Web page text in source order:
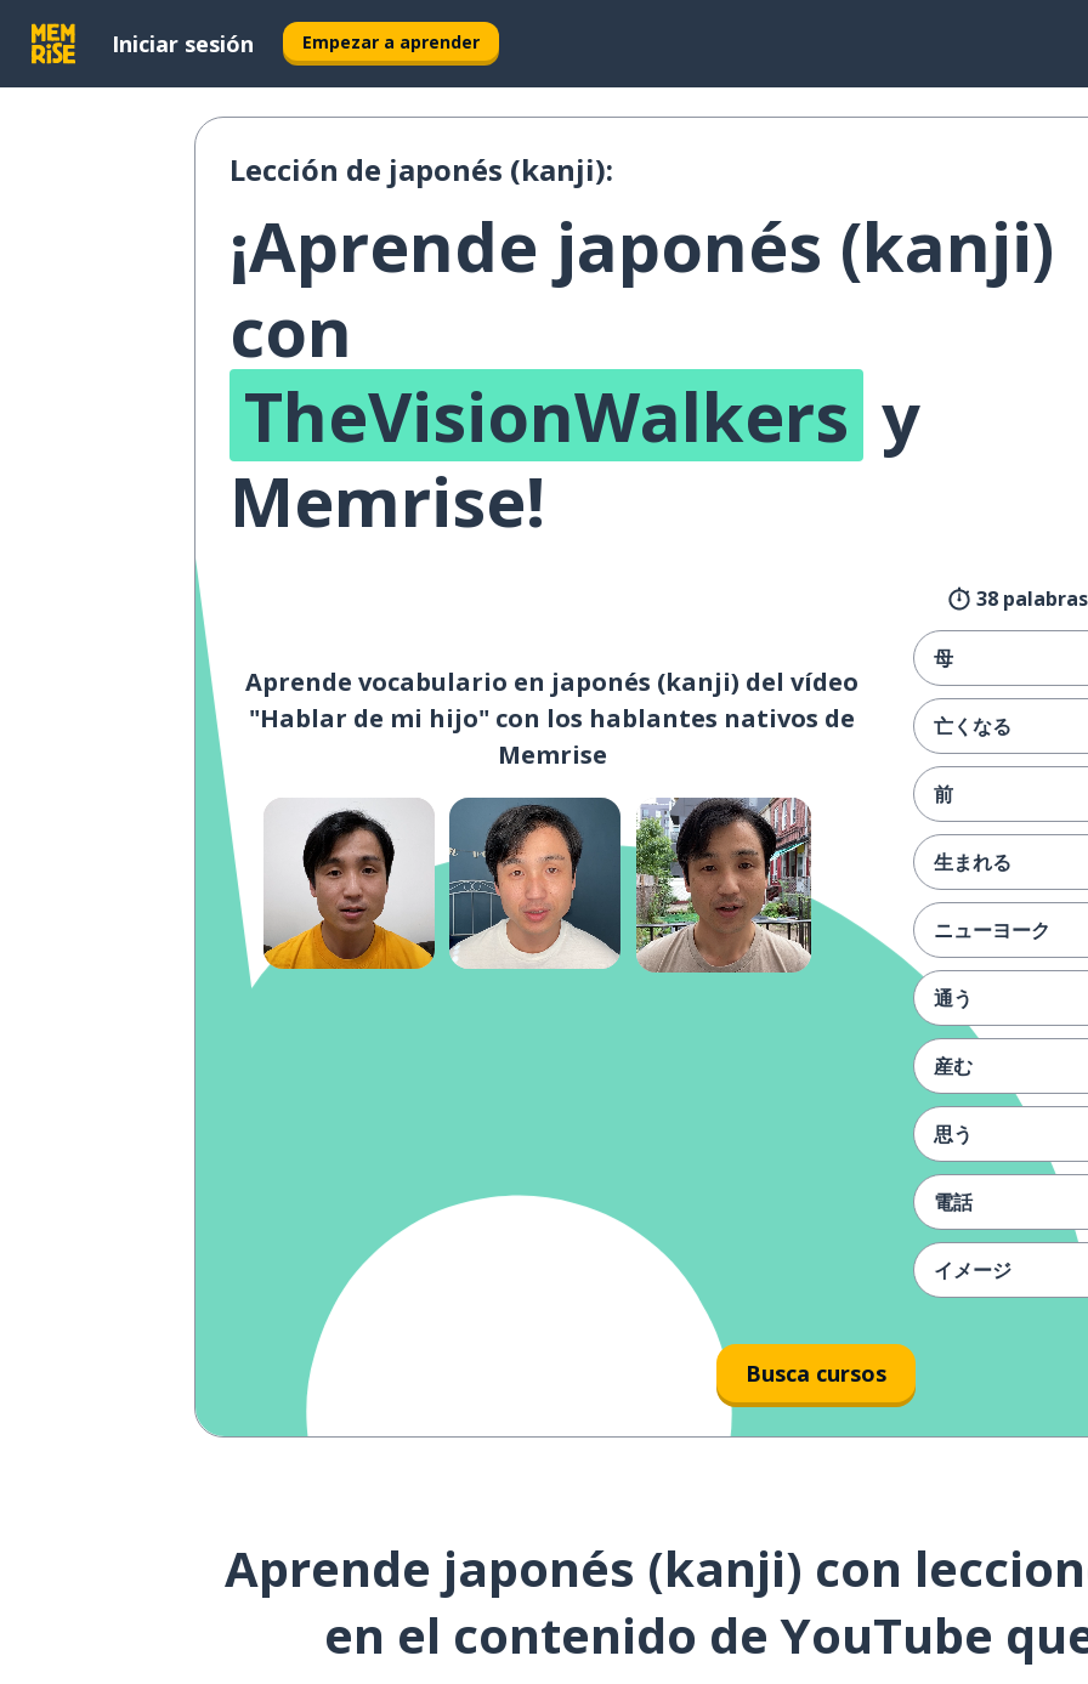
Iniciar sesión Empezar a aprender
Lección de japonés (kanji):
¡Aprende japonés (kanji)
con
TheVisionWalkers y
Memrise!
Aprende vocabulario en japonés (kanji) del vídeo
"Hablar de mi hijo" con los hablantes nativos de
Memrise
38
母
亡くなる
前
生まれる
ニューヨーク
通う
産む
思う
電話
イメージ
Busca cursos
Aprende japonés (kanji) con
en el contenido de YouTube